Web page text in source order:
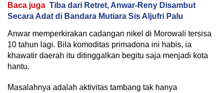
Baca juga Tiba dari Retret, Anwar-Reny Disambut
Secara Adat di Bandara Mutiara Sis Aljufri Palu
Anwar memperkirakan cadangan nikel di Morowali tersisa
10 tahun lagi. Bila komoditas primadona ini habis, ia
khawatir daerah itu ditinggalkan begitu saja menjadi kota
hantu.
Masalahnya adalah aktivitas tambang tak hanya